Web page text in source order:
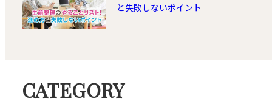
と失敗しないポイント
CATEGORY